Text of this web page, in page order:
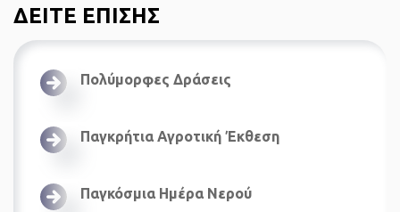
ΔΕΙΤΕ ΕΠΙΣΗΣ
Πολύμορφες Δράσεις
Παγκρήτια Αγροτική Έκθεση
Παγκόσμια Ημέρα Νερού